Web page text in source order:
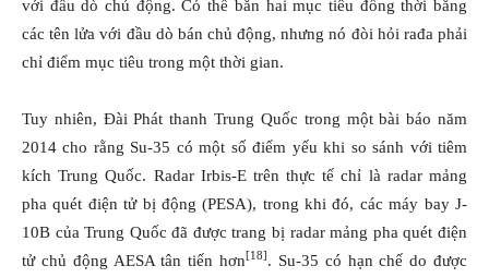
với đầu dò chủ động. Có thể bắn hai mục tiêu đồng thời bằng
các tên lửa với đầu dò bán chủ động, nhưng nó đòi hỏi rađa phải
chỉ điểm mục tiêu trong một thời gian.
Tuy nhiên, Đài Phát thanh Trung Quốc trong một bài báo năm
2014 cho rằng Su-35 có một số điểm yếu khi so sánh với tiêm
kích Trung Quốc. Radar Irbis-E trên thực tế chỉ là radar mảng
pha quét điện tử bị động (PESA), trong khi đó, các máy bay J-
10B của Trung Quốc đã được trang bị radar mảng pha quét điện
tử chủ động AESA tân tiến hơn[18] . Su-35 có hạn chế do được